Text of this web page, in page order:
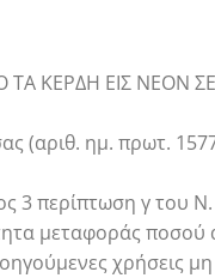
ΚΕΡΔΗ ΕΙΣ ΝΕΟΝ
(αριθ. ημ. πρωτ.
περίπτωση γ του Ν.
μεταφοράς ποσού
χρήσεις